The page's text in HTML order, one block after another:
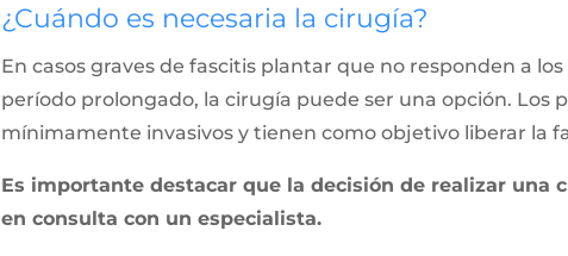
¿Cuándo es necesaria la cirugía?
En casos graves de fascitis plantar que no responden a
período prolongado, la cirugía puede ser una opción. Los
mínimamente invasivos y tienen como objetivo liberar la
Es importante destacar que la decisión de realizar una
en consulta con un especialista.